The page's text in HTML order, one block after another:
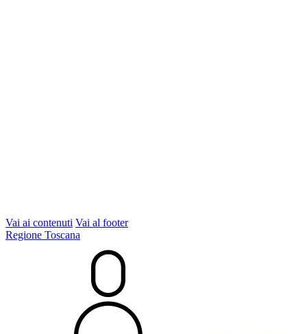
Vai ai contenuti Vai al footer
Regione Toscana